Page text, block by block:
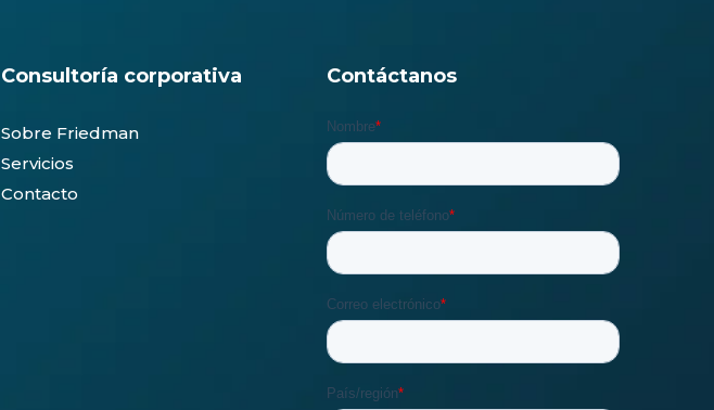
Consultoría corporativa
Sobre Friedman
Servicios
Contacto
Contáctanos